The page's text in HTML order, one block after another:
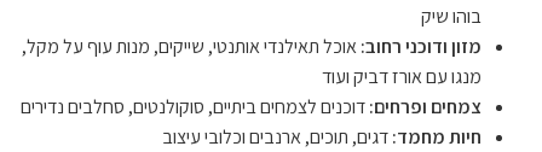
בוהו שיק
מזון ודוכני רחוב:אוכל תאילנדי אותנטי, שייקים, מנות עוף על מקל,
מנגו עם אורז דביק ועוד
צמחים ופרחים:דוכנים לצמחים ביתיים, סוקולנטים, סחלבים נדירים
חיות מחמד:דגים, תוכים, ארנבים וכלובי עיצוב